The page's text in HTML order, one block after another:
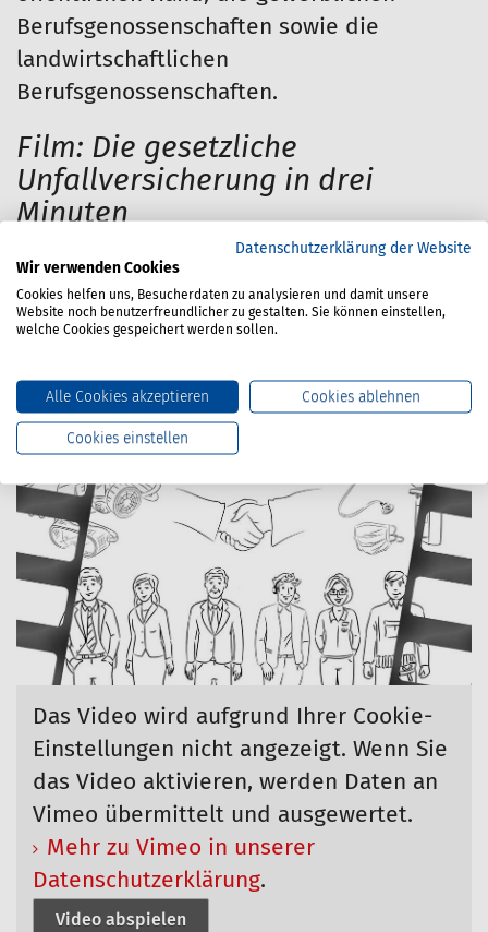
Berufsgenossenschaften sowie die
landwirtschaftlichen
Berufsgenossenschaften.
Film: Die gesetzliche
Unfallversicherung in drei
Minuten
Was ist die gesetzliche Unfallversicherung?
Wer ist versichert? Wogegen ist man
versichert und wer sind die Träger der
Film erklärt das System der gesetzlichen
Unfallversicherung.
Das Video wird aufgrund Ihrer Cookie-
Einstellungen nicht angezeigt. Wenn Sie
das Video aktivieren, werden Daten an
Vimeo übermittelt und ausgewertet.
Mehr zu Vimeo in unserer
Datenschutzerklärung.
Video abspielen
Datenschutzerklärung der Website
Wir verwenden Cookies
Cookies helfen uns, Besucherdaten zu analysieren und damit unsere
Website noch benutzerfreundlicher zu gestalten. Sie können einstellen,
welche Cookies gespeichert werden sollen.
Alle Cookies akzeptieren Cookies ablehnen
Cookies einstellen